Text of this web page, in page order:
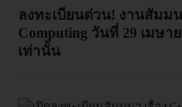
ลงทะเบียนด่วน! งานสัมม
Computing วันที่ 29 เมษา
เท่านั้น